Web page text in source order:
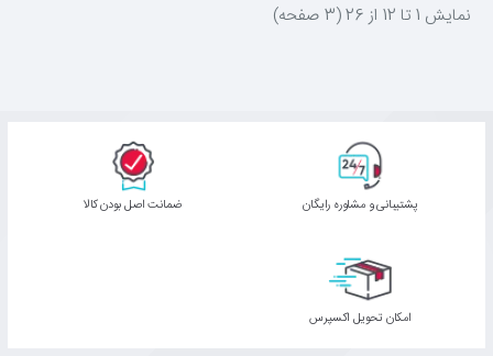
نمايش 1 تا 12 از 26 (3 صفحه)
پشتیبانی و مشاوره رایگان ﺿﻤﺎﻧﺖ اﺻﻞ ﺑﻮدن ﮐﺎﻟﺎ
اﻣﮑﺎن ﺗﺤﻮﯾﻞ اﮐﺴﭙﺮس